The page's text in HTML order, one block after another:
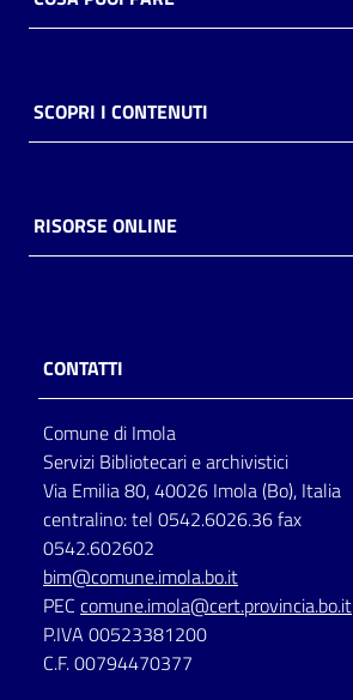
Piani
Decentrate
Seguici
su
SCOPRI I CONTENUTI
RISORSE ONLINE
CONTATTI
Comune di Imola
Servizi Bibliotecari e archivistici
Via Emilia 80, 40026 Imola (Bo), Italia
centralino: tel 0542.6026.36 fax
0542.602602
bim@comune.imola.bo.it
PEC comune.imola@cert.provincia.bo.it
P.IVA 00523381200
C.F. 00794470377